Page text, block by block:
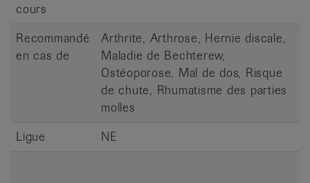
cours
Recommandé
en cas de
Arthrite, Arthrose, Hernie discale,
Maladie de Bechterew,
Ostéoporose, Mal de dos, Risque
de chute, Rhumatisme des parties
molles
Ligue
NE